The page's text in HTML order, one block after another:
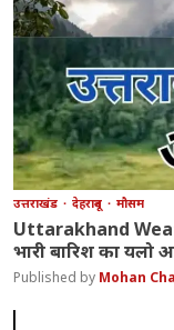
उत्तराखंड देहरादून मौसम
Uttarakhand
भारी बारिश का यलो
Mohan